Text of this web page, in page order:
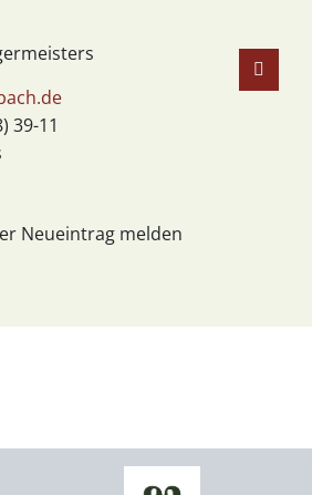
39-11
Neueintrag melden